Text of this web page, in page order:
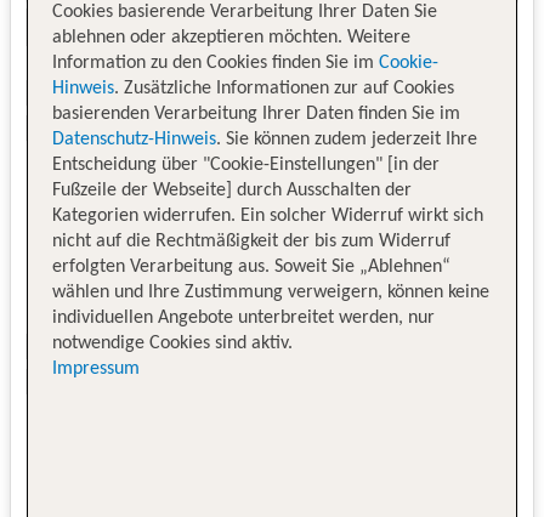
Cookies basierende Verarbeitung Ihrer Daten Sie
ablehnen oder akzeptieren möchten. Weitere
Information zu den Cookies finden Sie im Cookie-
Hinweis. Zusätzliche Informationen zur auf Cookies
basierenden Verarbeitung Ihrer Daten finden Sie im
Datenschutz-Hinweis. Sie können zudem jederzeit Ihre
Entscheidung über "Cookie-Einstellungen" [in der
Fußzeile der Webseite] durch Ausschalten der
Kategorien widerrufen. Ein solcher Widerruf wirkt sich
nicht auf die Rechtmäßigkeit der bis zum Widerruf
erfolgten Verarbeitung aus. Soweit Sie „Ablehnen“
wählen und Ihre Zustimmung verweigern, können keine
individuellen Angebote unterbreitet werden, nur
notwendige Cookies sind aktiv.
Impressum